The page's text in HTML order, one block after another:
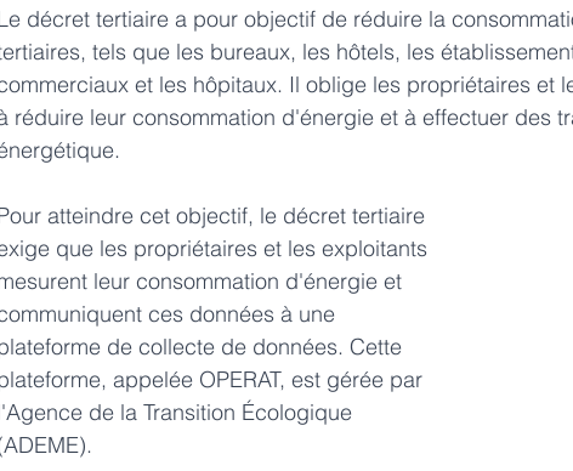
décret tertiaire a pour objectif de réduire la
tels que les bureaux, les hôtels, les
et les hôpitaux. Il oblige les propriétaires et
réduire leur consommation d'énergie et à effectuer des
atteindre cet objectif, le décret tertiaire
que les propriétaires et les exploitants
leur consommation d'énergie et
ces données à une
de collecte de données. Cette
appelée OPERAT, est gérée par
de la Transition Écologique